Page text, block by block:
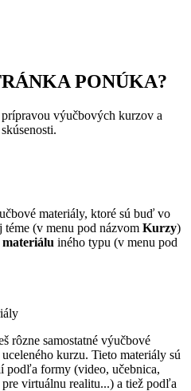
PONÚKA?
výučbových kurzov a
materiály, ktoré sú buď vo
téme (v menu pod názvom Kurzy)
materiálu iného typu (v menu pod
rôzne samostatné výučbové
kurzu. Tieto materiály sú
podľa formy (video, učebnica,
virtuálnu realitu...) a tiež podľa